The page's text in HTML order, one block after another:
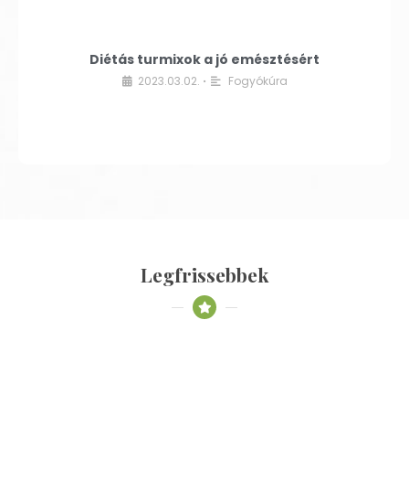
Diétás turmixok a jó emésztésért
2023.03.02. • Fogyókúra
Legfrissebbek